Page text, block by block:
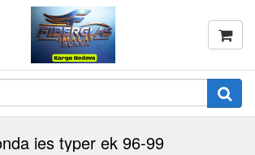
ies typer ek 96-99